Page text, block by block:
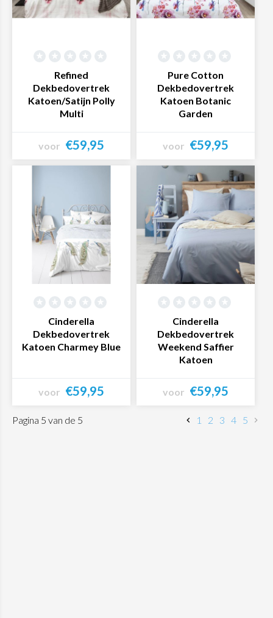
Refined
Dekbedovertrek
Katoen/Satijn Polly
Multi
voor €59,95
Pure Cotton
Dekbedovertrek
Katoen Botanic
Garden
voor €59,95
Bekijk product
Cinderella
Dekbedovertrek
Katoen Charmey Blue
voor €59,95
Bekijk product
Cinderella
Dekbedovertrek
Weekend Saffier
Katoen
voor €59,95
Bekijk product
Pagina 5 van de 5 1 2 3 4 5